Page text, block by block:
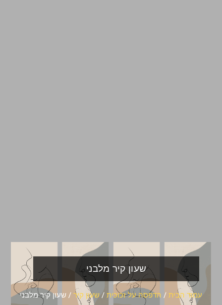
שעון קיר מלבני
עמוד הבית/ הדפסה על זכוכית/שעון קיר/ שעון קיר מלבני